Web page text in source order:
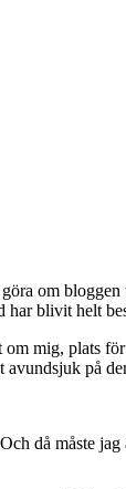
om
blivit helt
mig, plats
avundsjuk på
då måste